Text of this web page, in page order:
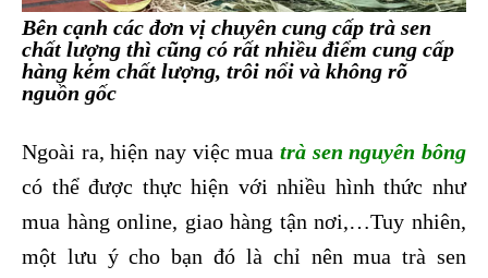
Bên cạnh các đơn vị chuyên cung cấp trà sen
chất lượng thì cũng có rất nhiều điểm cung cấp
hàng kém chất lượng, trôi nổi và không rõ
nguồn gốc
Ngoài ra, hiện nay việc mua trà sen nguyên bông
có thể được thực hiện với nhiều hình thức như
mua hàng online, giao hàng tận nơi,…Tuy nhiên,
một lưu ý cho bạn đó là chỉ nên mua trà sen